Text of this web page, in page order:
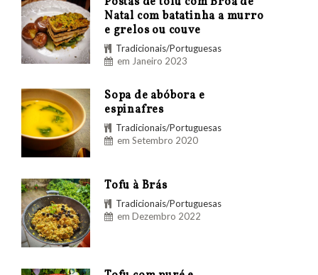
Natal com batatinha a murro
e grelos ou couve
Tradicionais/Portuguesas
em Janeiro 2023
Sopa de abóbora e
espinafres
Tradicionais/Portuguesas
em Setembro 2020
Tofu à Brás
Tradicionais/Portuguesas
em Dezembro 2022